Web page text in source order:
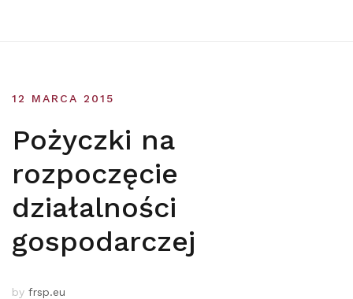
12 MARCA 2015
Pożyczki na
rozpoczęcie
działalności
gospodarczej
by frsp.eu